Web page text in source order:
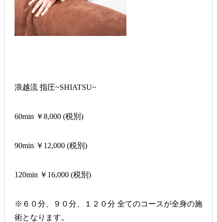
浪越流 指圧~SHIATSU~
60min ￥8,000(税別 )
90min ￥ 12,000(税別 )
120min ￥ 16,000(税別 )
※６０分、９０分、１２０分 全てのコースが全身の施
術となります。